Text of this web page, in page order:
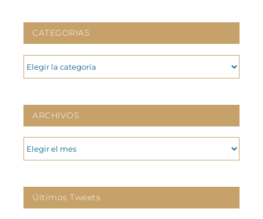
CATEGORIAS
CATEGORIAS
ARCHIVOS
ARCHIVOS
Últimos Tweets